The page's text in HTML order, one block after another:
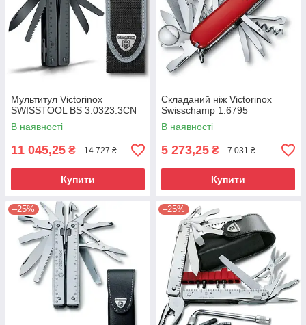
Мультитул Victorinox
SWISSTOOL BS 3.0323.3CN
В наявності
11 045,25 ₴ 14 727 ₴
Купити
Складаний ніж Victorinox
Swisschamp 1.6795
В наявності
5 273,25 ₴ 7 031 ₴
Купити
–25% –25%